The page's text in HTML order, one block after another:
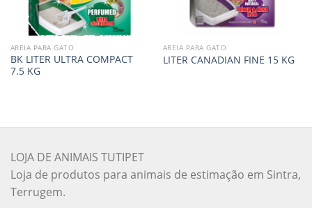
AREIA PARA GATO
BK LITER ULTRA COMPACT
7.5 KG
AREIA PARA GATO
LITER CANADIAN FINE 15 KG
LOJA DE ANIMAIS TUTIPET
Loja de produtos para animais de estimação em Sintra,
Terrugem.